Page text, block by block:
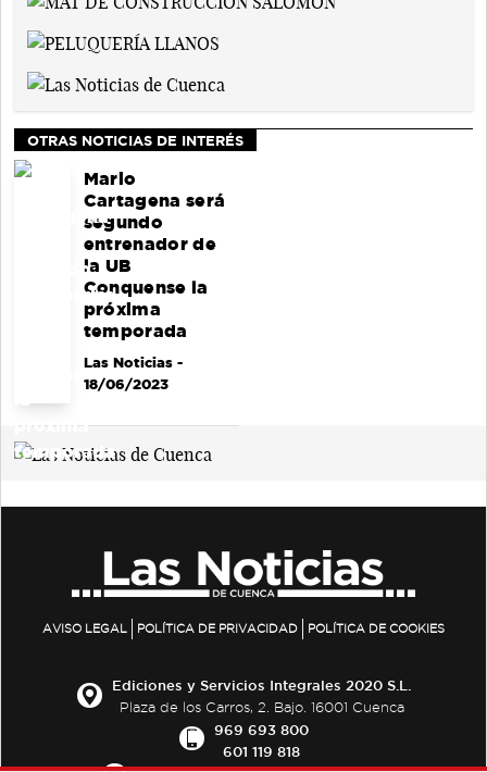
OTRAS NOTICIAS DE INTERÉS
Mario
Cartagena será
segundo
entrenador de
la UB
Conquense la
próxima
temporada
Las Noticias-
18/06/2023
AVISO LEGAL POLÍTICA DE PRIVACIDAD POLÍTICA DE COOKIES
Ediciones y Servicios Integrales 2020 S.L.
Plaza de los Carros, 2. Bajo. 16001 Cuenca
969 693 800
601 119 818